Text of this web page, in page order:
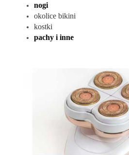
nogi
okolice bikini
kostki
pachy i inne